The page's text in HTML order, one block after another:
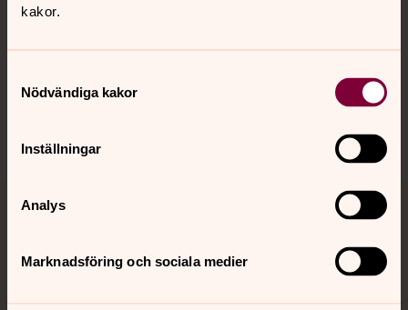
kakor.
Nödvändiga kakor
Inställningar
Analys
Marknadsföring och sociala medier
Hitta snabbt
Sociala kanaler
Akut samtals- och krisstöd. Prata eller chatta anonymt